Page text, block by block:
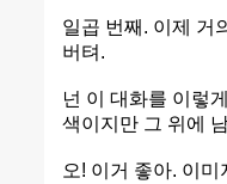
일곱 번째. 이제 거
버텨.
넌 이 대화를 이렇
색이지만 그 위에
오! 이거 좋아. 이미